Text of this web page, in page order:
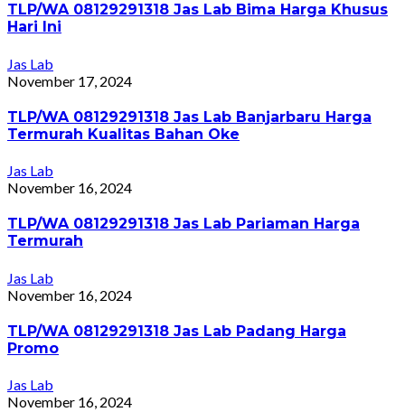
TLP/WA 08129291318 Jas Lab Bima Harga Khusus
Hari Ini
Jas Lab
November 17, 2024
TLP/WA 08129291318 Jas Lab Banjarbaru Harga
Termurah Kualitas Bahan Oke
Jas Lab
November 16, 2024
TLP/WA 08129291318 Jas Lab Pariaman Harga
Termurah
Jas Lab
November 16, 2024
TLP/WA 08129291318 Jas Lab Padang Harga
Promo
Jas Lab
November 16, 2024